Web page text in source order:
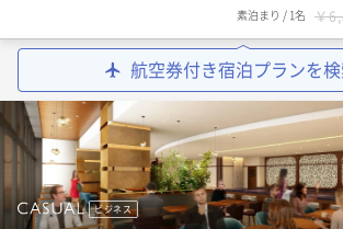
素泊まり / 1名 ￥
航空券付き宿泊プランを
ビジネス